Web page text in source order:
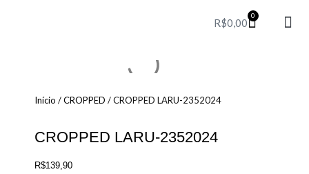
R$0,00
0
Início /CROPPED / CROPPED LARU-2352024
CROPPED LARU-2352024
R$139,90